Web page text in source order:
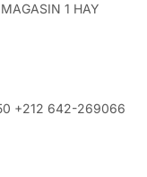
1 HAY
+212 642-269066